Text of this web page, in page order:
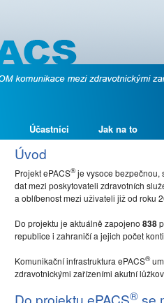
Účastníci Jak na to
Úvod
Projekt ePACS®je vysoce bezpečnou,
dat mezi poskytovateli zdravotních
a oblíbenost mezi uživateli již od roku
Do projektu je aktuálně zapojeno 838
republice i zahraničí a jejich počet
Komunikační infrastruktura ePACS®
zdravotnickými zařízeními akutní
Do projektu ePACS® se